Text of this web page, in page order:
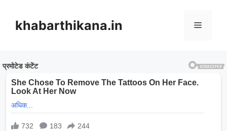
contentkhabarthikana.in Menu